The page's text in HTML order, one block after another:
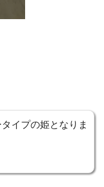
イプの姫となりま